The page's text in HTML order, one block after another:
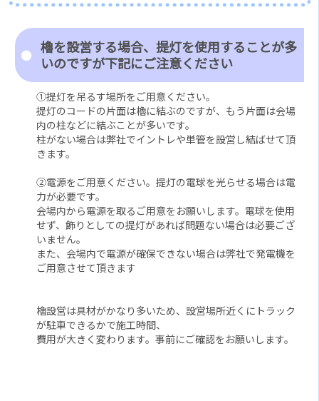
櫓を設営する場合、提灯を使用することが多
いのですが下記にご注意ください
①提灯を吊るす場所をご用意ください。
提灯のコードの片面は櫓に結ぶのですが、もう片面は会場
内の柱などに結ぶことが多いです。
柱がない場合は弊社でイントレや単管を設営し結ばせて頂
きます。
②電源をご用意ください。提灯の電球を光らせる場合は電
力が必要です。
会場内から電源を取るご用意をお願いします。電球を使用
せず、飾りとしての提灯があれば問題ない場合は必要ござ
いません。
また、会場内で電源が確保できない場合は弊社で発電機を
ご用意させて頂きます
櫓設営は具材がかなり多いため、設営場所近くにトラック
が駐車できるかで施工時間、
費用が大きく変わります。事前にご確認をお願いします。